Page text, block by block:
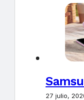
27 julio,